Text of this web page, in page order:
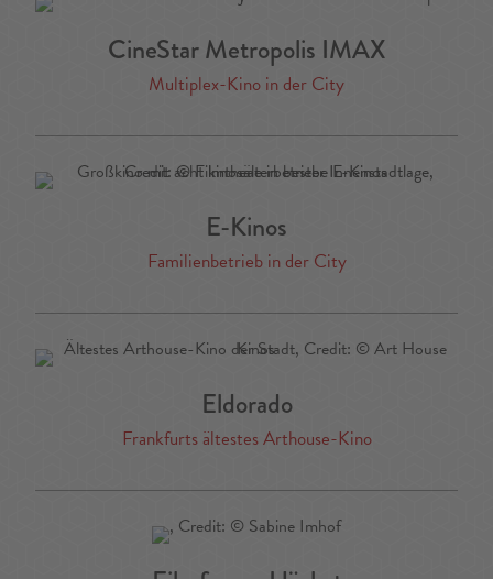
CineStar Metropolis IMAX
Multiplex-Kino in der City
E-Kinos
Familienbetrieb in der City
Eldorado
Frankfurts ältestes Arthouse-Kino